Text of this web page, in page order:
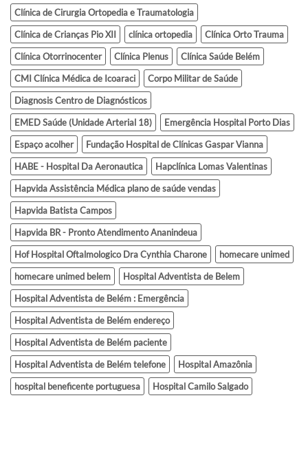
Clínica de Cirurgia Ortopedia e Traumatologia
Clínica de Crianças Pio XII
clínica ortopedia
Clínica Orto Trauma
Clínica Otorrinocenter
Clínica Plenus
Clínica Saúde Belém
CMI Clínica Médica de Icoaraci
Corpo Militar de Saúde
Diagnosis Centro de Diagnósticos
EMED Saúde (Unidade Arterial 18)
Emergência Hospital Porto Dias
Espaço acolher
Fundação Hospital de Clínicas Gaspar Vianna
HABE - Hospital Da Aeronautica
Hapclínica Lomas Valentinas
Hapvida Assistência Médica plano de saúde vendas
Hapvida Batista Campos
Hapvida BR - Pronto Atendimento Ananindeua
Hof Hospital Oftalmologico Dra Cynthia Charone
homecare unimed
homecare unimed belem
Hospital Adventista de Belem
Hospital Adventista de Belém : Emergência
Hospital Adventista de Belém endereço
Hospital Adventista de Belém paciente
Hospital Adventista de Belém telefone
Hospital Amazônia
hospital beneficente portuguesa
Hospital Camilo Salgado